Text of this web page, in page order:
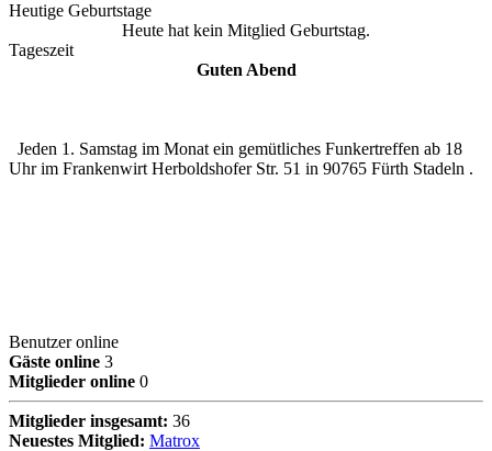
Heutige Geburtstage
Heute hat kein Mitglied Geburtstag.
Tageszeit
Guten Abend
Jeden 1. Samstag im Monat ein gemütliches Funkertreffen ab 18
Uhr im Frankenwirt Herboldshofer Str. 51 in 90765 Fürth Stadeln .
Benutzer online
Gäste online 3
Mitglieder online 0
Mitglieder insgesamt: 36
Neuestes Mitglied: Matrox